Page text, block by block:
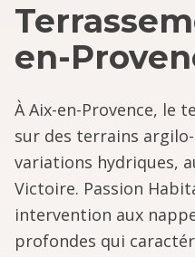
en-
À Aix-en-Provence, le
sur des terrains
variations hydriques,
Victoire. Passion
intervention aux
profondes qui